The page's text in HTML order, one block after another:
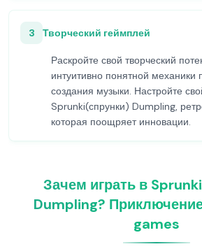
3 Творческий геймплей
Раскройте свой творческий
интуитивно понятной механики
создания музыки. Настройте
Sprunki(спрунки) Dumpling,
которая поощряет инновации.
Зачем играть в
Dumpling?
games